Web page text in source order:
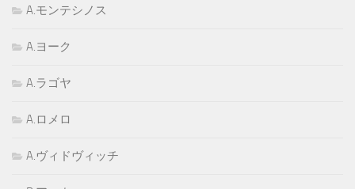
A.モンテシノス
A.ヨーク
A.ラゴヤ
A.ロメロ
A.ヴィドヴィッチ